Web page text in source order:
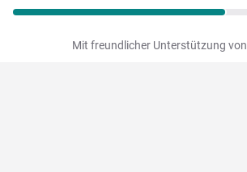
Mit freundlicher Unterstützung von